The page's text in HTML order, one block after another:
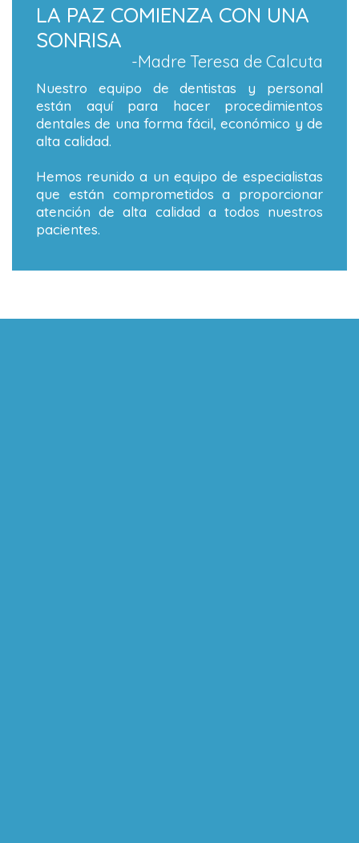
LA PAZ COMIENZA CON UNA
SONRISA
-Madre Teresa de Calcuta
Nuestro equipo de dentistas y personal
están aquí para hacer procedimientos
dentales de una forma fácil, económico y de
alta calidad.
Hemos reunido a un equipo de especialistas
que están comprometidos a proporcionar
atención de alta calidad a todos nuestros
pacientes.